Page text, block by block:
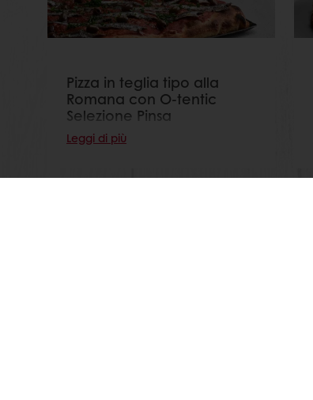
Pizza in teglia tipo alla
Romana con O-tentic
Selezione Pinsa
Leggi di più